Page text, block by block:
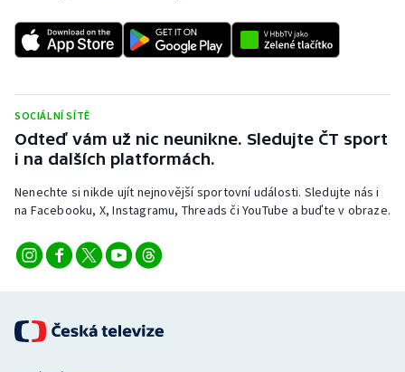
SOCIÁLNÍ SÍTĚ
Odteď vám už nic neunikne. Sledujte ČT sport
i na dalších platformách.
Nenechte si nikde ujít nejnovější sportovní události. Sledujte nás i
na Facebooku, X, Instagramu, Threads či YouTube a buďte v obraze.